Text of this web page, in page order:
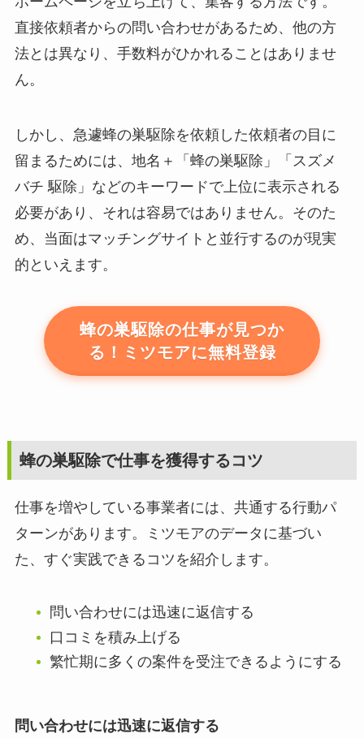
直接依頼者からの問い合わせがあるため、他の方
法とは異なり、手数料がひかれることはありませ
ん。
しかし、急遽蜂の巣駆除を依頼した依頼者の目に
留まるためには、地名＋「蜂の巣駆除」「スズメ
バチ 駆除」などのキーワードで上位に表示される
必要があり、それは容易ではありません。そのた
め、当面はマッチングサイトと並行するのが現実
的といえます。
蜂の巣駆除の仕事が見つか
る！ミツモアに無料登録
蜂の巣駆除で仕事を獲得するコツ
仕事を増やしている事業者には、共通する行動パ
ターンがあります。ミツモアのデータに基づい
た、すぐ実践できるコツを紹介します。
問い合わせには迅速に返信する
口コミを積み上げる
繁忙期に多くの案件を受注できるようにする
問い合わせには迅速に返信する